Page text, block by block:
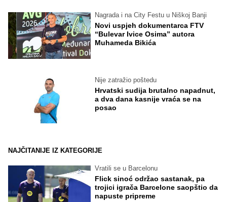
Nagrada i na City Festu u Niškoj Banji
Novi uspjeh dokumentarca FTV
“Bulevar Ivice Osima” autora
Muhameda Bikića
Nije zatražio poštedu
Hrvatski sudija brutalno napadnut,
a dva dana kasnije vraća se na
posao
NAJČITANIJE IZ KATEGORIJE
Vratili se u Barcelonu
Flick sinoć održao sastanak, pa
trojici igrača Barcelone saopštio da
napuste pripreme